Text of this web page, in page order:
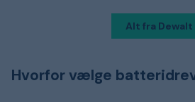
Alt fra Dewalt
Hvorfor vælge